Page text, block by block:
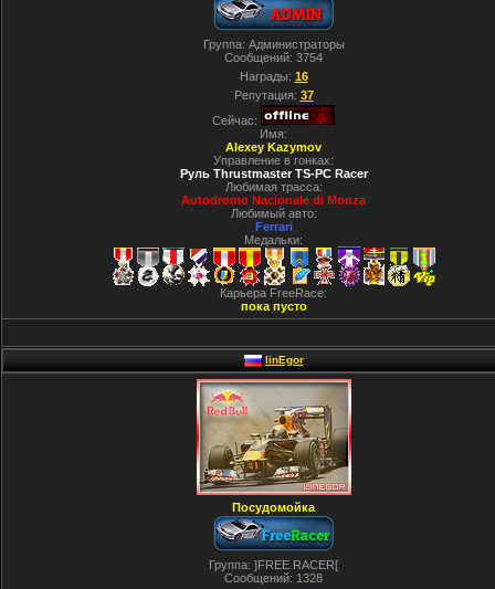
Группа: Администраторы
Сообщений: 3754
Награды: 16
Репутация: 37
Сейчас:
Имя:
Alexey Kazymov
Управление в гонках:
Руль Thrustmaster TS-PC Racer
Любимая трасса:
Autodromo Nacionale di Monza
Любимый авто:
Ferrari
Медальки:
Карьера FreeRace:
пока пусто
linEgor
Посудомойка
Группа: ]FREE RACER[
Сообщений: 1328